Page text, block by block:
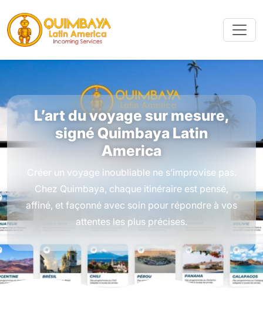
L’art du voyage sur mesure,
signé Quimbaya Latin
America
Créer un voyage inoubliable ne s’improvise pas.
Chez Quimbaya, chaque itinéraire est pensé,
affiné, et façonné avec soin pour répondre à vos
attentes les plus précises.